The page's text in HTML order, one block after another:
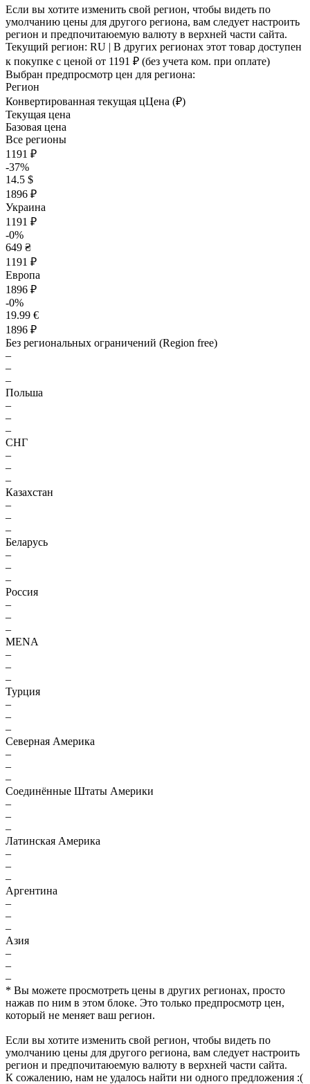
Если вы хотите изменить свой регион, чтобы видеть по
умолчанию цены для другого региона, вам следует настроить
регион и предпочитаюемую валюту в верхней части сайта.
Текущий регион: RU | В других регионах этот товар доступен
к покупке с ценой от 1191 ₽ (без учета ком. при оплате)
Выбран предпросмотр цен для региона:
Регион
Конвертированная текущая цЦена (₽)
Текущая цена
Базовая цена
Все регионы
1191 ₽
-37%
14.5 $
1896 ₽
Украина
1191 ₽
-0%
649 ₴
1191 ₽
Европа
1896 ₽
-0%
19.99 €
1896 ₽
Без региональных ограничений (Region free)
–
–
–
Польша
–
–
–
СНГ
–
–
–
Казахстан
–
–
–
Беларусь
–
–
–
Россия
–
–
–
MENA
–
–
–
Турция
–
–
–
Северная Америка
–
–
–
Соединённые Штаты Америки
–
–
–
Латинская Америка
–
–
–
Аргентина
–
–
–
Азия
–
–
–
* Вы можете просмотреть цены в других регионах, просто
нажав по ним в этом блоке. Это только предпросмотр цен,
который не меняет ваш регион.
Если вы хотите изменить свой регион, чтобы видеть по
умолчанию цены для другого региона, вам следует настроить
регион и предпочитаюемую валюту в верхней части сайта.
К сожалению, нам не удалось найти ни одного предложения :(